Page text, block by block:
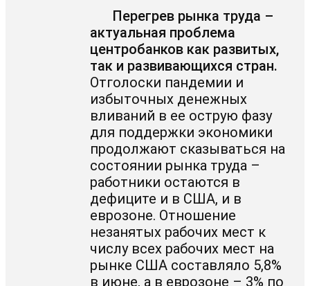
Перегрев рынка труда –
актуальная проблема
центробанков как развитых,
так и развивающихся стран.
Отголоски пандемии и
избыточных денежных
вливаний в ее острую фазу
для поддержки экономики
продолжают сказываться на
состоянии рынка труда –
работники остаются в
дефиците и в США, и в
еврозоне. Отношение
незанятых рабочих мест к
числу всех рабочих мест на
рынке США составляло 5,8%
в июне, а в еврозоне – 3% по